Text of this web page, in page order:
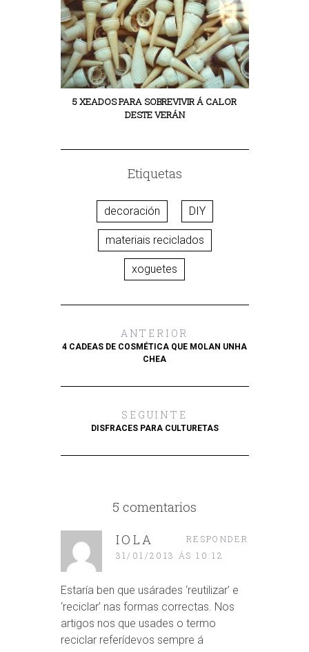
5 XEADOS PARA SOBREVIVIR Á CALOR
DESTE VERÁN
Etiquetas
decoración DIY
materiais reciclados
xoguetes
ANTERIOR
4 CADEAS DE COSMÉTICA QUE MOLAN UNHA
CHEA
SEGUINTE
DISFRACES PARA CULTURETAS
5 comentarios
IOLA
31/01/2013 ÁS 10:12
Estaría ben que usárades ‘reutilizar’ e
‘reciclar’ nas formas correctas. Nos
artigos nos que usades o termo
reciclar referídevos sempre á
RESPONDER